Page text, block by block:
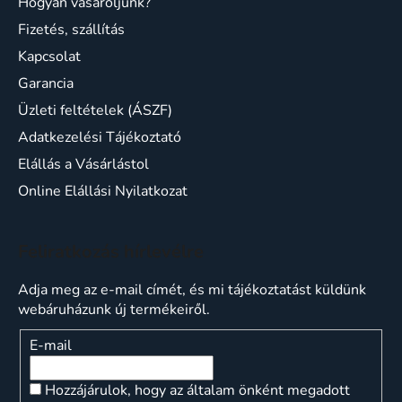
Fizetés, szállítás
Kapcsolat
Garancia
Üzleti feltételek (ÁSZF)
Adatkezelési Tájékoztató
Elállás a Vásárlástol
Online Elállási Nyilatkozat
Adja meg az e-mail címét, és mi tájékoztatást küldünk
webáruházunk új termékeiről.
E-mail
Hozzájárulok, hogy az általam önként megadott